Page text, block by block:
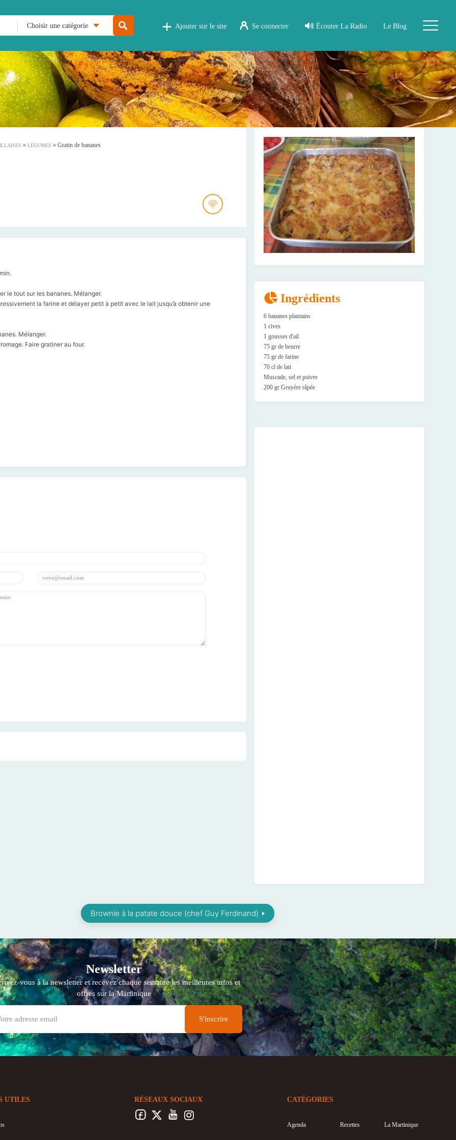
Choisir une catégorie Ajouter sur le site Se connecter Écouter La Radio Le Blog
» LÉGUMES » Gratin de bananes
le tout sur les bananes. Mélanger.
la farine et délayer petit à petit avec le lait jusqu’à obtenir une
Mélanger.
Faire gratiner au four.
Ingrédients
6 bananes plantains
1 cives
1 gousses d'ail
75 gr de beurre
75 gr de farine
70 cl de lait
Muscade, sel et poivre
200 gr Gruyère râpée
Brownie à la patate douce (chef Guy Ferdinand)
Newsletter
vous à la newsletter et recevez chaque semaine les meilleures infos et
offres sur la Martinique
UTILES RÉSEAUX SOCIAUX CATÉGORIES
Agenda Recettes La Martinique